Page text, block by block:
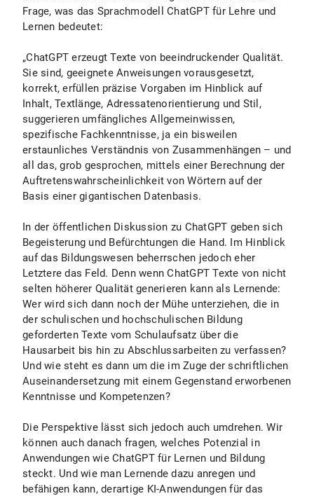
Frage, was das Sprachmodell ChatGPT für Lehre und
Lernen bedeutet:
„ChatGPT erzeugt Texte von beeindruckender Qualität.
Sie sind, geeignete Anweisungen vorausgesetzt,
korrekt, erfüllen präzise Vorgaben im Hinblick auf
Inhalt, Textlänge, Adressatenorientierung und Stil,
suggerieren umfängliches Allgemeinwissen,
spezifische Fachkenntnisse, ja ein bisweilen
erstaunliches Verständnis von Zusammenhängen – und
all das, grob gesprochen, mittels einer Berechnung der
Auftretenswahrscheinlichkeit von Wörtern auf der
Basis einer gigantischen Datenbasis.
In der öffentlichen Diskussion zu ChatGPT geben sich
Begeisterung und Befürchtungen die Hand. Im Hinblick
auf das Bildungswesen beherrschen jedoch eher
Letztere das Feld. Denn wenn ChatGPT Texte von nicht
selten höherer Qualität generieren kann als Lernende:
Wer wird sich dann noch der Mühe unterziehen, die in
der schulischen und hochschulischen Bildung
geforderten Texte vom Schulaufsatz über die
Hausarbeit bis hin zu Abschlussarbeiten zu verfassen?
Und wie steht es dann um die im Zuge der schriftlichen
Auseinandersetzung mit einem Gegenstand erworbenen
Kenntnisse und Kompetenzen?
Die Perspektive lässt sich jedoch auch umdrehen. Wir
können auch danach fragen, welches Potenzial in
Anwendungen wie ChatGPT für Lernen und Bildung
steckt. Und wie man Lernende dazu anregen und
befähigen kann, derartige KI-Anwendungen für das